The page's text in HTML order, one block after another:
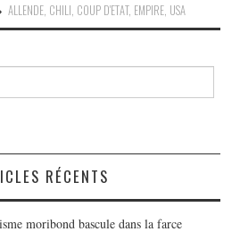
ALLENDE, CHILI, COUP D'ETAT, EMPIRE, USA
RÉCENTS
moribond bascule dans la farce